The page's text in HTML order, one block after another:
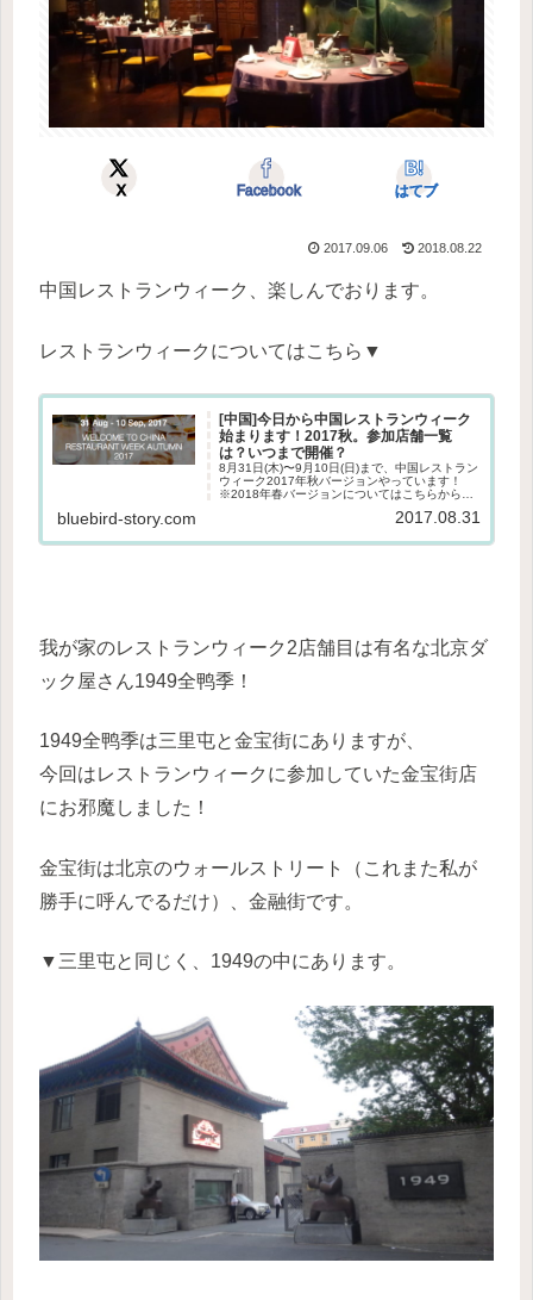
X Facebook はてブ
2017.09.06 2018.08.22
中国レストランウィーク、楽しんでおります。
レストランウィークについてはこちら▼
[中国]今日から中国レストランウィーク
始まります！2017秋。参加店舗一覧
は？いつまで開催？
8月31日(木)〜9月10日(日)まで、中国レストラン
ウィーク2017年秋バージョンやっています！
※2018年春バージョンについてはこちらからど
グルメイベントニューヨーク、アムステルダ
bluebird-story.com 2017.08.31
我が家のレストランウィーク2店舗目は有名な北京ダ
ック屋さん1949全鸭季！
1949全鸭季は三里屯と金宝街にありますが、
今回はレストランウィークに参加していた金宝街店
にお邪魔しました！
金宝街は北京のウォールストリート（これまた私が
勝手に呼んでるだけ）、金融街です。
▼三里屯と同じく、1949の中にあります。